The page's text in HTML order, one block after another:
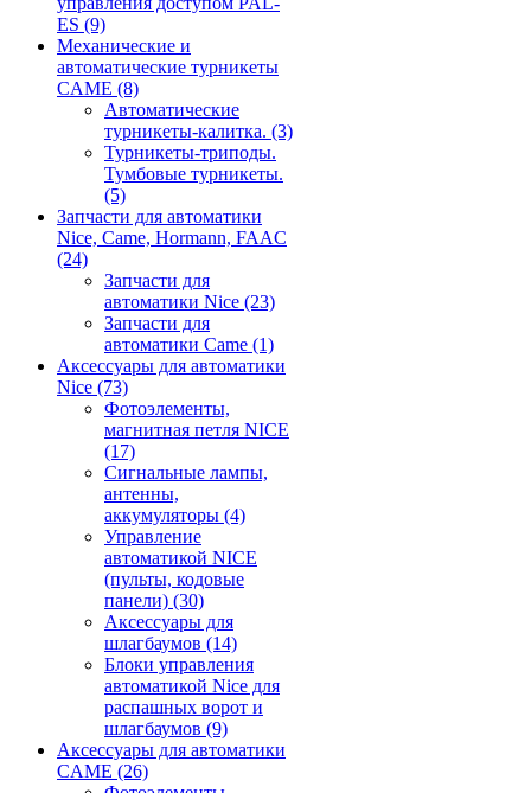
ES (9)
Механические и
автоматические турникеты
CAME (8)
Автоматические
турникеты-калитка. (3)
Турникеты-триподы.
Тумбовые турникеты.
(5)
Запчасти для автоматики
Nice, Came, Hormann, FAAC
(24)
Запчасти для
автоматики Nice (23)
Запчасти для
автоматики Came (1)
Аксессуары для автоматики
Nice (73)
Фотоэлементы,
магнитная петля NICE
(17)
Сигнальные лампы,
антенны,
аккумуляторы (4)
Управление
автоматикой NICE
(пульты, кодовые
панели) (30)
Аксессуары для
шлагбаумов (14)
Блоки управления
автоматикой Nice для
распашных ворот и
шлагбаумов (9)
Аксессуары для автоматики
CAME (26)